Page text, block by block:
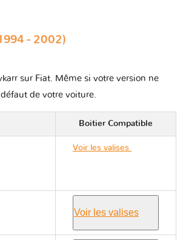
- 2002)
sur Fiat. Même si votre version ne
de votre voiture.
Boitier Compatible
Voir les valises
Voir les valises